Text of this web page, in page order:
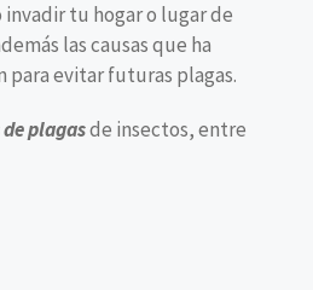
tu hogar o lugar de
las causas que ha
para evitar futuras plagas.
plagasde insectos, entre